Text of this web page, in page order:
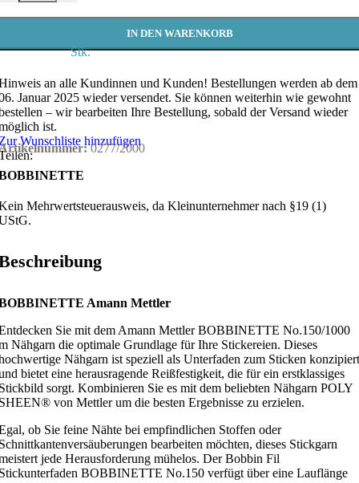
Stk.
IN DEN WARENKORB
an alle Kundinnen und Kunden! Bestellungen werden ab dem
Januar 2025 wieder versendet. Sie können weiterhin wie gewohnt
– wir bearbeiten Ihre Bestellung, sobald der Versand wieder
ist.
Wunschliste hinzufügen
0277/2000
Mehrwertsteuerausweis, da Kleinunternehmer nach §19 (1)
Amann Mettler
Sie mit dem Amann Mettler BOBBINETTE No.150/1000
Nähgarn die optimale Grundlage für Ihre Stickereien. Dieses
Nähgarn ist speziell als Unterfaden zum Sticken konzipiert
bietet eine herausragende Reißfestigkeit, die für ein erstklassiges
sorgt. Kombinieren Sie es mit dem beliebten Nähgarn POLY
von Mettler um die besten Ergebnisse zu erzielen.
ob Sie feine Nähte bei empfindlichen Stoffen oder
bearbeiten möchten, dieses Stickgarn
jede Herausforderung mühelos. Der Bobbin Fil
BOBBINETTE No.150 verfügt über eine Lauflänge